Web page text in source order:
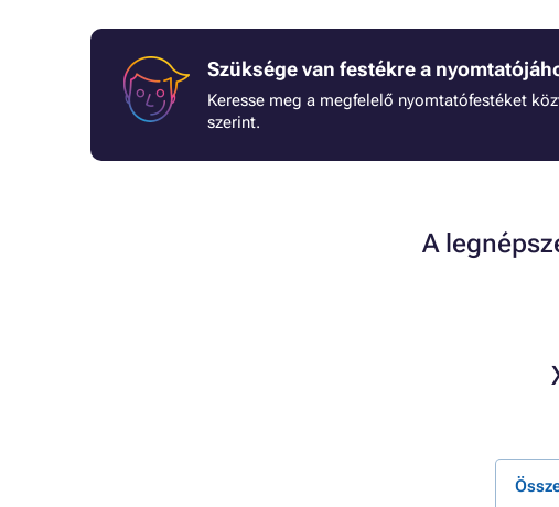
Szüksége van festékre a
Keresse meg a megfelelő nyomtatófestéket
szerint.
A